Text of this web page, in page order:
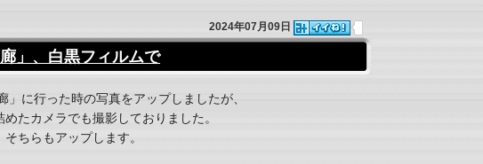
2024年07月09日
」、白黒フィルムで
に行った時の写真をアップしましたが、
たカメラでも撮影しておりました。
ちらもアップします。